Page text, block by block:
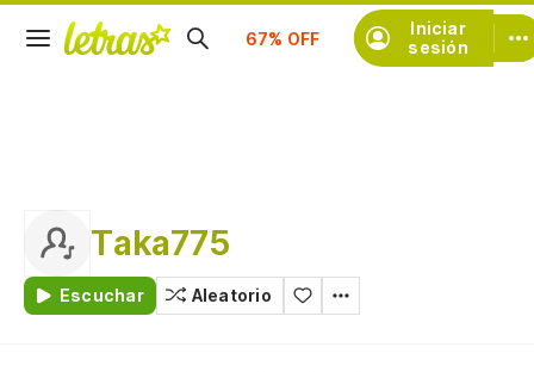
Iniciar
sesión
Suscríbete
Taka775
Escuchar Aleatorio